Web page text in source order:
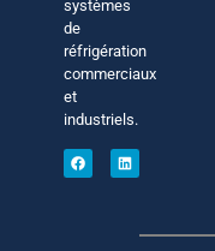
systèmes
de
réfrigération
commerciaux
et
industriels.